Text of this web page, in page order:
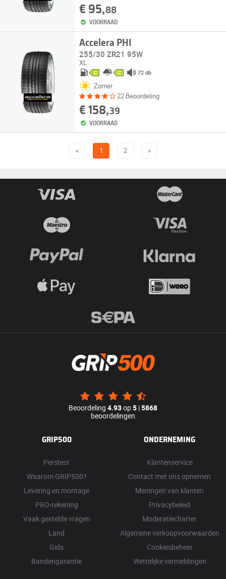
€ 95,88
VOORRAAD
Accelera PHI
255/30 ZR21 95W
XL
C C 72 db
Zomer
22 Beoordeling
€ 158,39
VOORRAAD
« 1 2 »
Beoordeling 4.93op5 |5868
beoordelingen
GRIP500
Perstest
Waarom GRIP500?
Levering en montage
PRO-rekening
Vaak gestelde vragen
Land
Gids
Bandengarantie
ONDERNEMING
Klantenservice
Contact met ons opnemen
Meningen van klanten
Privacybeleid
Moderatiecharter
Algemene verkoopvoorwaarden
Cookiesbeheer
Wettelijke vermeldingen